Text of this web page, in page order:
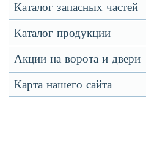
Каталог запасных частей
Каталог продукции
Акции на ворота и двери
Карта нашего сайта